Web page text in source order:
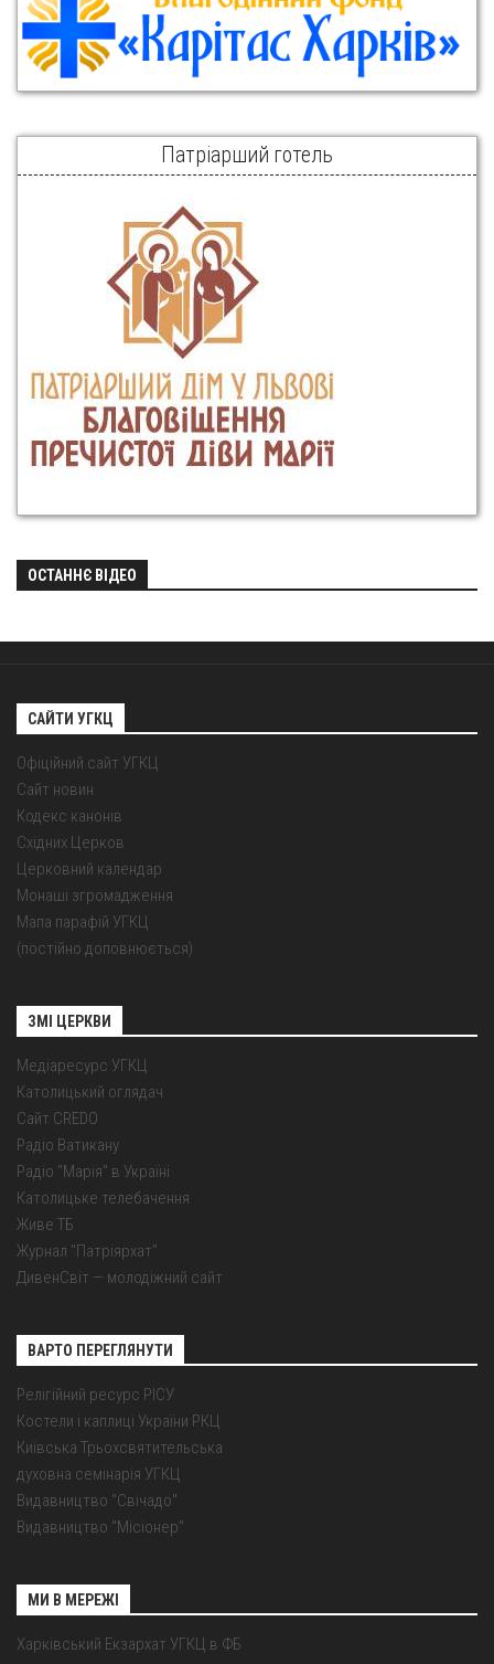
Патріарший готель
ОСТАННЄ ВІДЕО
САЙТИ УГКЦ
Офіційний сайт УГКЦ
Сайт новин
Кодекс канонів
Східних Церков
Церковний календар
Монаші згромадження
Мапа парафій УГКЦ
(постійно доповнюється)
ЗМІ ЦЕРКВИ
Медіаресурс УГКЦ
Католицький оглядач
Сайт CREDO
Радіо Ватикану
Радіо "Марія" в Україні
Католицьке телебачення
Живе ТБ
Журнал "Патріярхат"
ДивенСвіт — молодіжний сайт
ВАРТО ПЕРЕГЛЯНУТИ
Релігійний ресурс РІСУ
Костели і каплиці України РКЦ
Київська Трьохсвятительська
духовна семінарія УГКЦ
Видавництво "Свічадо"
Видавництво "Місіонер"
МИ В МЕРЕЖІ
Харківський Екзархат УГКЦ в ФБ